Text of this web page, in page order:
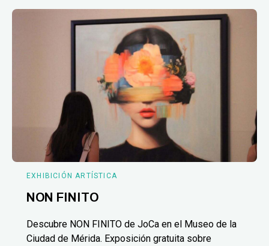
EXHIBICIÓN ARTÍSTICA
NON FINITO
Descubre NON FINITO de JoCa en el Museo de la
Ciudad de Mérida. Exposición gratuita sobre